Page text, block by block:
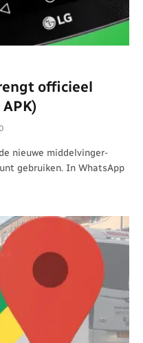
officieel
nieuwe middelvinger-
gebruiken. In WhatsApp